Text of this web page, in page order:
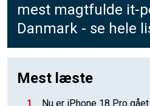
mest magtfulde it-
Danmark - se hele
Mest læste
1 Nu er iPhone 18 Pro